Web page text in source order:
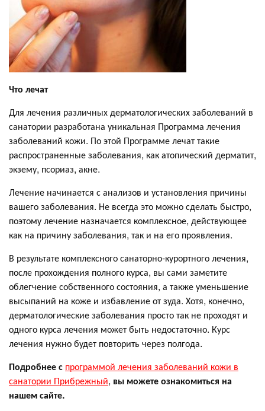
Что лечат
Для лечения различных дерматологических заболеваний в
санатории разработана уникальная Программа лечения
заболеваний кожи. По этой Программе лечат такие
распространенные заболевания, как атопический дерматит,
экзему, псориаз, акне.
Лечение начинается с анализов и установления причины
вашего заболевания. Не всегда это можно сделать быстро,
поэтому лечение назначается комплексное, действующее
как на причину заболевания, так и на его проявления.
В результате комплексного санаторно-курортного лечения,
после прохождения полного курса, вы сами заметите
облегчение собственного состояния, а также уменьшение
высыпаний на коже и избавление от зуда. Хотя, конечно,
дерматологические заболевания просто так не проходят и
одного курса лечения может быть недостаточно. Курс
лечения нужно будет повторить через полгода.
Подробнее с программой лечения заболеваний кожи в
санатории Прибрежный, вы можете ознакомиться на
нашем сайте.